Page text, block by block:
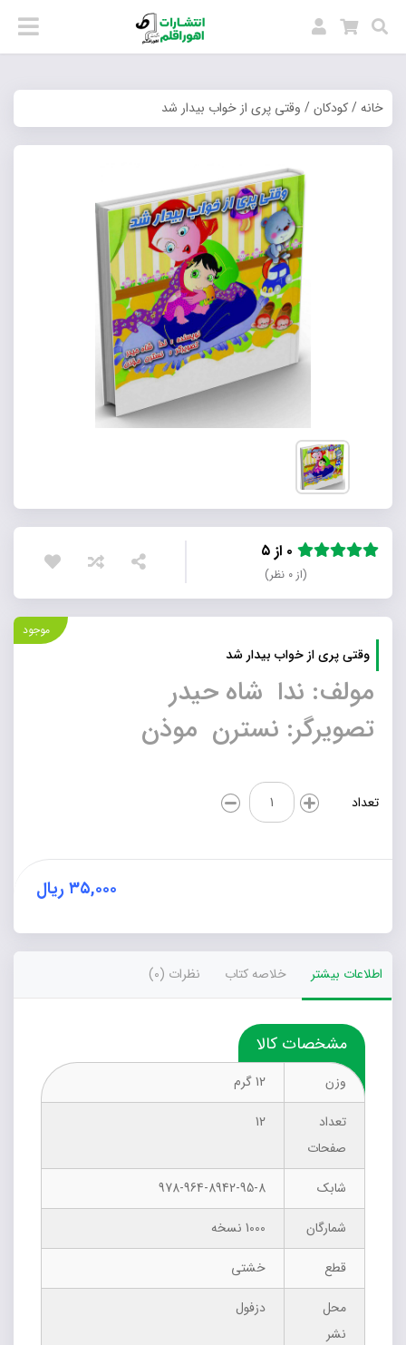
خانه/کودکان/ وقتی پری از خواب بیدار شد
(از ۰ نظر)
موجود
وقتی پری از خواب بیدار شد
مولف: ندا شاه حیدر
تصویرگر: نسترن موذن
تعداد
وقتی
پری
بیدار
۳۵,۰۰۰ ریال
اطلاعات بیشتر خلاصه کتاب نظرات (0)
مشخصات کالا
وزن
12 گرم
تعداد
صفحات
12
شابک
978-964-8942-95-8
شمارگان
1000 نسخه
قطع
خشتی
محل
نشر
دزفول